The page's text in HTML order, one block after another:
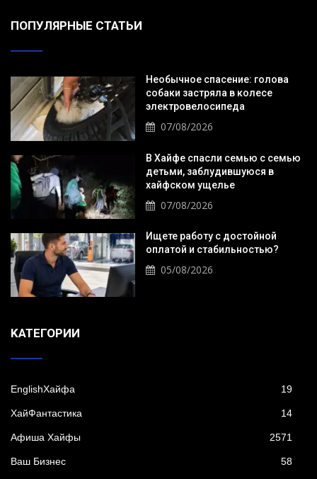
ПОПУЛЯРНЫЕ СТАТЬИ
Необычное спасение: голова
собаки застряла в колесе
электровелосипеда
07/08/2026
В Хайфе спасли семью с семью
детьми, заблудившуюся в
хайфском ущелье
07/08/2026
Ищете работу с достойной
оплатой и стабильностью?
05/08/2026
KАТЕГОРИИ
EnglishХайфа 19
XайФантастика 14
Афиша Хайфы 2571
Ваш Бизнес 58